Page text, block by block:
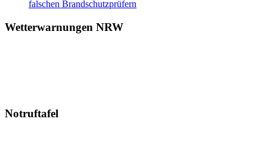
falschen Brandschutzprüfern
Wetterwarnungen NRW
Notruftafel